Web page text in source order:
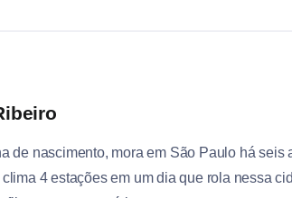
de nascimento, mora em São Paulo há seis
4 estações em um dia que rola nessa